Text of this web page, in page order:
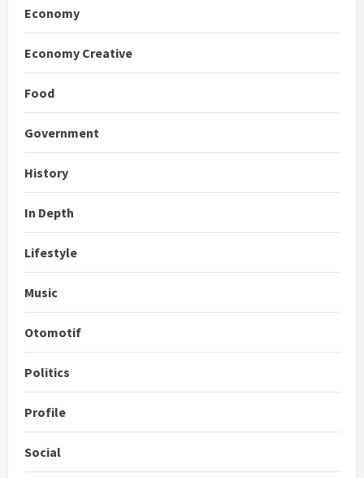
Economy
Economy Creative
Food
Government
History
In Depth
Lifestyle
Music
Otomotif
Politics
Profile
Social